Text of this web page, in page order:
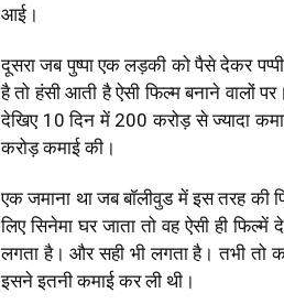
आई।
दूसरा जब पुष्पा एक लड़की को पैसे देकर
है तो हंसी आती है ऐसी फिल्म बनाने वालों
देखिए 10 दिन में 200 करोड़ से ज्यादा
करोड़ कमाई की।
एक जमाना था जब बॉलीवुड में इस तरह
लिए सिनेमा घर जाता तो वह ऐसी ही
लगता है। और सही भी लगता है। तभी तो
इसने इतनी कमाई कर ली थी।